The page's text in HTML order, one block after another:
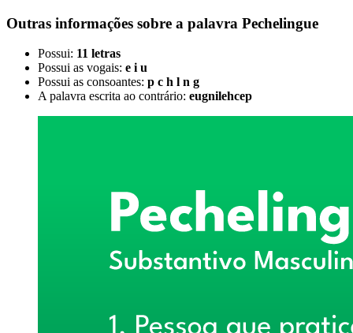
Outras informações sobre a palavra Pechelingue
Possui: 11 letras
Possui as vogais: e i u
Possui as consoantes: p c h l n g
A palavra escrita ao contrário: eugnilehcep